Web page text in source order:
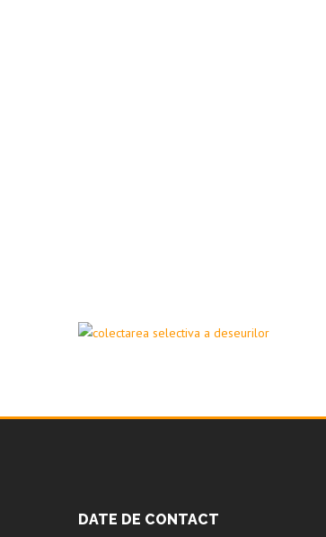
DATE DE CONTACT